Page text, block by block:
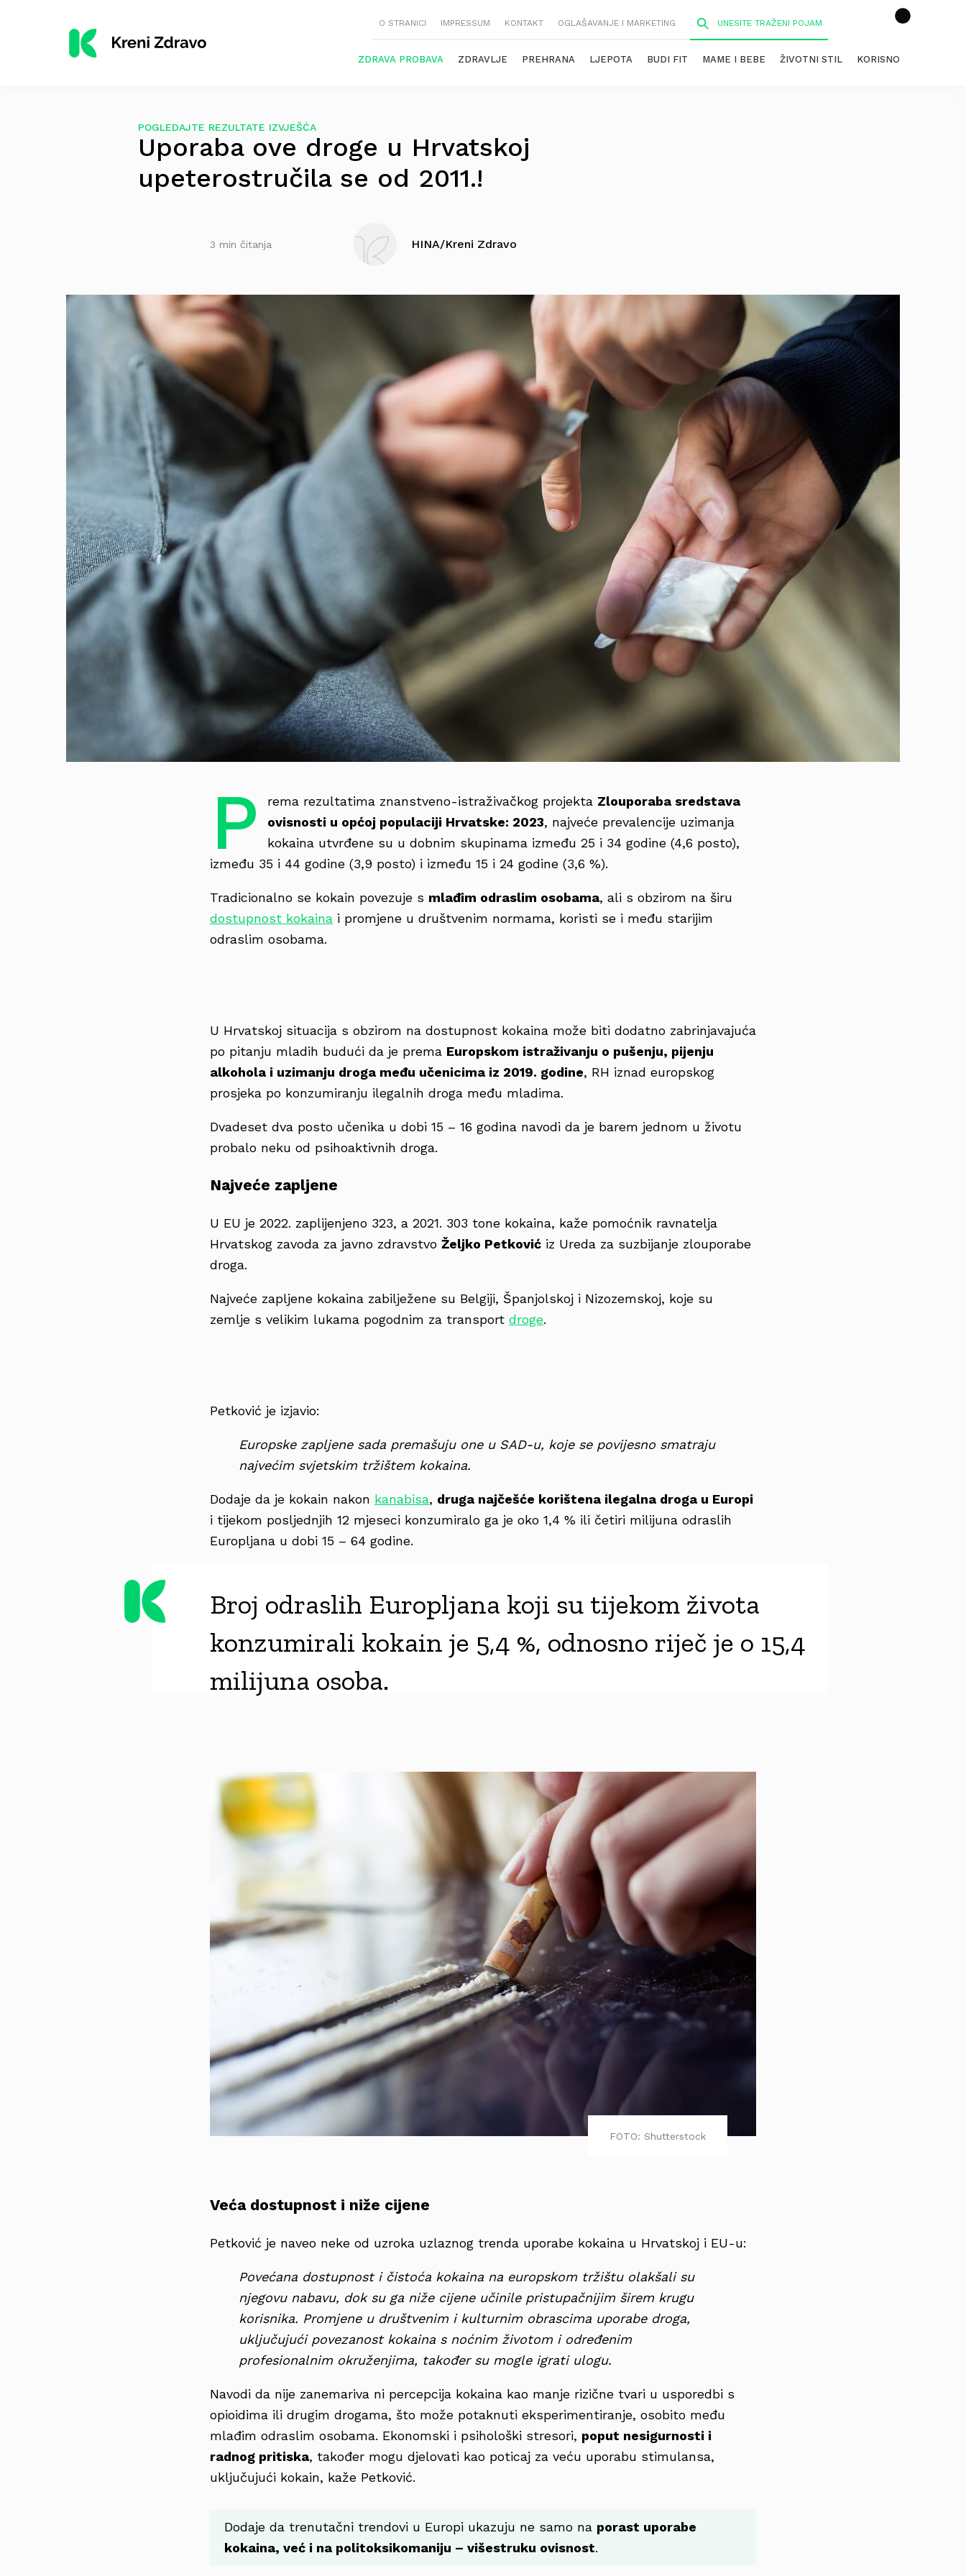
O STRANICI IMPRESSUM KONTAKT OGLAŠAVANJE I MARKETING
ZDRAVA PROBAVA ZDRAVLJE PREHRANA LJEPOTA BUDI FIT MAME I BEBE ŽIVOTNI STIL KORISNO
POGLEDAJTE REZULTATE IZVJEŠĆA
Uporaba ove droge u Hrvatskoj
upeterostručila se od 2011.!
3 min čitanja HINA/Kreni Zdravo
P rema rezultatima znanstveno-istraživačkog projekta Zlouporaba sredstava
ovisnosti u općoj populaciji Hrvatske: 2023, najveće prevalencije uzimanja
kokaina utvrđene su u dobnim skupinama između 25 i 34 godine (4,6 posto),
između 35 i 44 godine (3,9 posto) i između 15 i 24 godine (3,6 %).
Tradicionalno se kokain povezuje s mlađim odraslim osobama, ali s obzirom na širu
dostupnost kokaina i promjene u društvenim normama, koristi se i među starijim
odraslim osobama.
U Hrvatskoj situacija s obzirom na dostupnost kokaina može biti dodatno zabrinjavajuća
po pitanju mladih budući da je prema Europskom istraživanju o pušenju, pijenju
alkohola i uzimanju droga među učenicima iz 2019. godine, RH iznad europskog
prosjeka po konzumiranju ilegalnih droga među mladima.
Dvadeset dva posto učenika u dobi 15 – 16 godina navodi da je barem jednom u životu
probalo neku od psihoaktivnih droga.
Najveće zapljene
U EU je 2022. zaplijenjeno 323, a 2021. 303 tone kokaina, kaže pomoćnik ravnatelja
Hrvatskog zavoda za javno zdravstvo Željko Petković iz Ureda za suzbijanje zlouporabe
droga.
Najveće zapljene kokaina zabilježene su Belgiji, Španjolskoj i Nizozemskoj, koje su
zemlje s velikim lukama pogodnim za transport droge.
Petković je izjavio:
Europske zapljene sada premašuju one u SAD-u, koje se povijesno smatraju
najvećim svjetskim tržištem kokaina.
Dodaje da je kokain nakon kanabisa, druga najčešće korištena ilegalna droga u Europi
i tijekom posljednjih 12 mjeseci konzumiralo ga je oko 1,4 % ili četiri milijuna odraslih
Europljana u dobi 15 – 64 godine.
Broj odraslih Europljana koji su tijekom života
konzumirali kokain je 5,4 %, odnosno riječ je o 15,4
milijuna osoba.
FOTO: Shutterstock
Veća dostupnost i niže cijene
Petković je naveo neke od uzroka uzlaznog trenda uporabe kokaina u Hrvatskoj i EU-u:
Povećana dostupnost i čistoća kokaina na europskom tržištu olakšali su
njegovu nabavu, dok su ga niže cijene učinile pristupačnijim širem krugu
korisnika. Promjene u društvenim i kulturnim obrascima uporabe droga,
uključujući povezanost kokaina s noćnim životom i određenim
profesionalnim okruženjima, također su mogle igrati ulogu.
Navodi da nije zanemariva ni percepcija kokaina kao manje rizične tvari u usporedbi s
opioidima ili drugim drogama, što može potaknuti eksperimentiranje, osobito među
mlađim odraslim osobama. Ekonomski i psihološki stresori, poput nesigurnosti i
radnog pritiska, također mogu djelovati kao poticaj za veću uporabu stimulansa,
uključujući kokain, kaže Petković.
Dodaje da trenutačni trendovi u Europi ukazuju ne samo na porast uporabe
kokaina, već i na politoksikomaniju – višestruku ovisnost.